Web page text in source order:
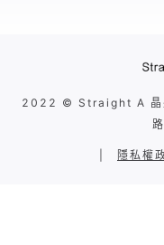
2022 © Straight A 晶盛
隱私權